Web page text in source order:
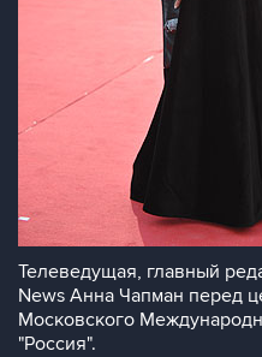
Телеведущая, главный
News Анна Чапман перед
Московского
"Россия".